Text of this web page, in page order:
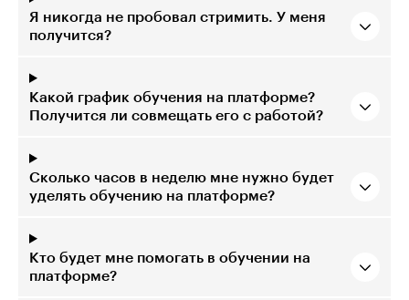
Я никогда не пробовал стримить. У меня
получится?
Какой график обучения на платформе?
Получится ли совмещать его с работой?
Сколько часов в неделю мне нужно будет
уделять обучению на платформе?
Кто будет мне помогать в обучении на
платформе?